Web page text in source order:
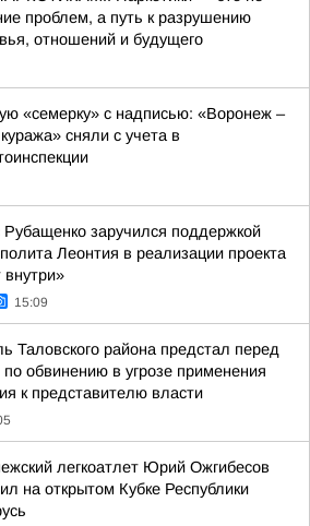
проблем, а путь к разрушению
отношений и будущего
«семерку» с надписью: «Воронеж –
сняли с учета в
Рубащенко заручился поддержкой
Леонтия в реализации проекта
15:09
Таловского района предстал перед
обвинению в угрозе применения
к представителю власти
легкоатлет Юрий Ожгибесов
на открытом Кубке Республики